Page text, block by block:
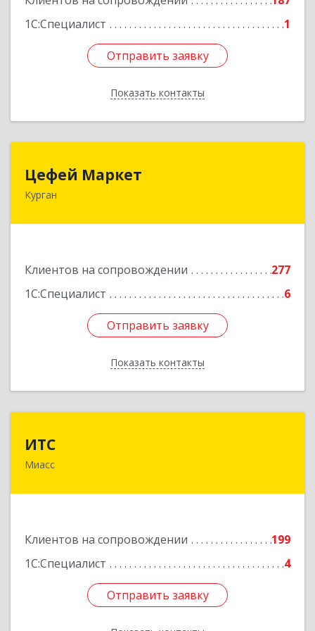
1С:Специалист
1
Отправить заявку
Показать контакты
Отправить заявку
Назад
Цефей Маркет
Курган
Клиентов на сопровождении
277
1С:Специалист
6
Отправить заявку
Показать контакты
640002, Курганская обл, Курган г, М.Горького
Отправить заявку
Назад
ИТС
Миасс
Клиентов на сопровождении
199
1С:Специалист
4
Отправить заявку
456300, Челябинская обл, Миасс г, Романенко
Отправить заявку